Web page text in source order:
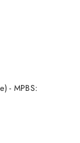
- MPBS: